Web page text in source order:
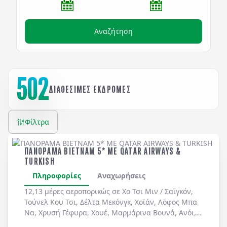
Αναζήτηση
502ΔΙΑΘΕΣΙΜΕΣ ΕΚΔΡΟΜΕΣ
Φίλτρα
ΠΑΝΟΡΑΜΑ ΒΙΕΤΝΑΜ 5* ME QATAR AIRWAYS &
TURKISH
Πληροφορίες
Αναχωρήσεις
12,13 μέρες αεροπορικώς σε Χο Τσι Μιν / Σαϊγκόν,
Τούνελ Κου Τσι, Δέλτα Μεκόνγκ, Χοϊάν, Λόφος Μπα
Να, Χρυσή Γέφυρα, Χουέ, Μαρμάρινα Βουνά, Ανόι,